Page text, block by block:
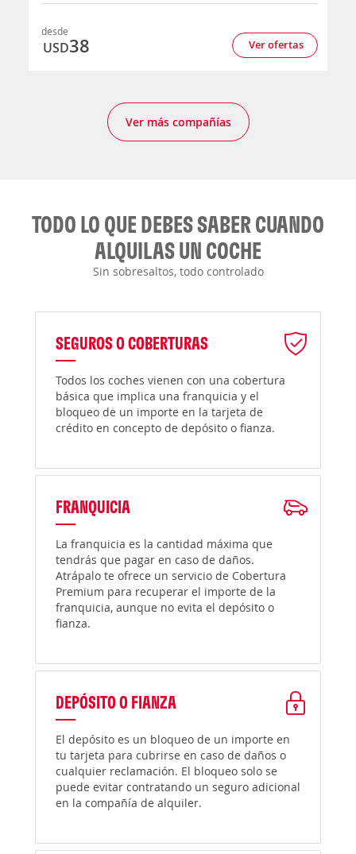
desde
USD38 Ver ofertas
Ver más compañías
TODO LO QUE DEBES SABER CUANDO
ALQUILAS UN COCHE
Sin sobresaltos, todo controlado
SEGUROS O COBERTURAS
Todos los coches vienen con una cobertura
básica que implica una franquicia y el
bloqueo de un importe en la tarjeta de
crédito en concepto de depósito o fianza.
FRANQUICIA
La franquicia es la cantidad máxima que
tendrás que pagar en caso de daños.
Atrápalo te ofrece un servicio de Cobertura
Premium para recuperar el importe de la
franquicia, aunque no evita el depósito o
fianza.
DEPÓSITO O FIANZA
El depósito es un bloqueo de un importe en
tu tarjeta para cubrirse en caso de daños o
cualquier reclamación. El bloqueo solo se
puede evitar contratando un seguro adicional
en la compañía de alquiler.